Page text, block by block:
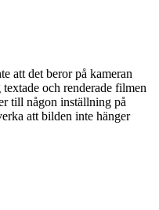
att det beror på kameran
och renderade filmen
till någon inställning på
att bilden inte hänger